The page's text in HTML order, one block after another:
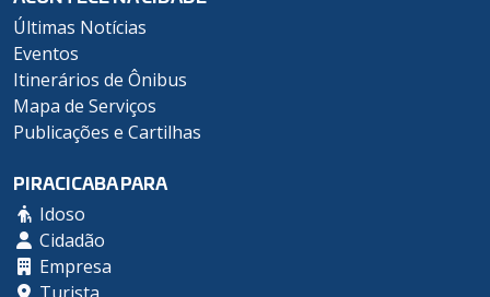
Últimas Notícias
Eventos
Itinerários de Ônibus
Mapa de Serviços
Publicações e Cartilhas
PIRACICABA PARA
Idoso
Cidadão
Empresa